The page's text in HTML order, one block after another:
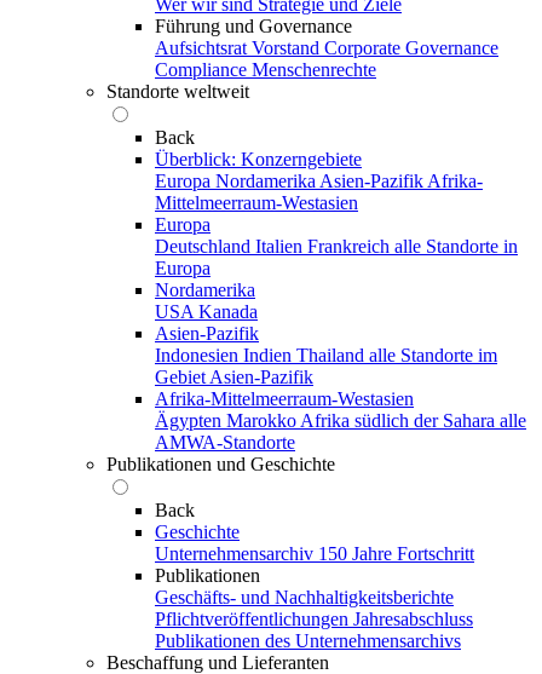
Führung und Governance
Aufsichtsrat Vorstand Corporate Governance
Compliance Menschenrechte
Standorte weltweit
Back
Überblick: Konzerngebiete
Europa Nordamerika Asien-Pazifik Afrika-
Mittelmeerraum-Westasien
Europa
Deutschland Italien Frankreich alle Standorte in
Europa
Nordamerika
USA Kanada
Asien-Pazifik
Indonesien Indien Thailand alle Standorte im
Gebiet Asien-Pazifik
Afrika-Mittelmeerraum-Westasien
Ägypten Marokko Afrika südlich der Sahara alle
AMWA-Standorte
Publikationen und Geschichte
Back
Geschichte
Unternehmensarchiv 150 Jahre Fortschritt
Publikationen
Geschäfts- und Nachhaltigkeitsberichte
Pflichtveröffentlichungen Jahresabschluss
Publikationen des Unternehmensarchivs
Beschaffung und Lieferanten